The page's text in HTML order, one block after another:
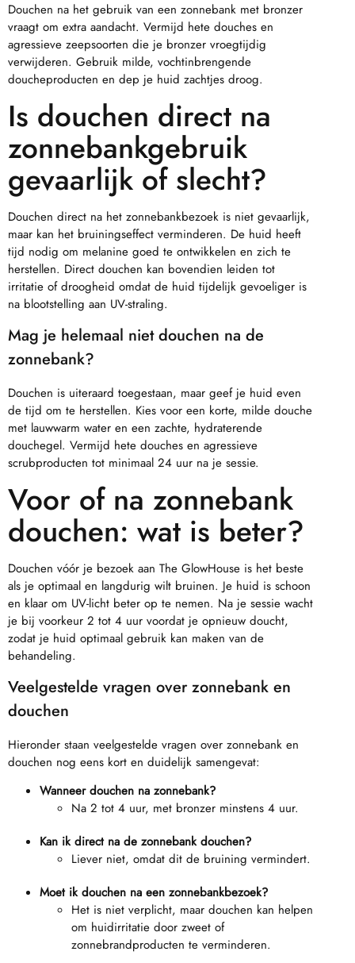
Douchen na het gebruik van een zonnebank met bronzer
vraagt om extra aandacht. Vermijd hete douches en
agressieve zeepsoorten die je bronzer vroegtijdig
verwijderen. Gebruik milde, vochtinbrengende
doucheproducten en dep je huid zachtjes droog.
Is douchen direct na
zonnebankgebruik
gevaarlijk of slecht?
Douchen direct na het zonnebankbezoek is niet gevaarlijk,
maar kan het bruiningseffect verminderen. De huid heeft
tijd nodig om melanine goed te ontwikkelen en zich te
herstellen. Direct douchen kan bovendien leiden tot
irritatie of droogheid omdat de huid tijdelijk gevoeliger is
na blootstelling aan UV-straling.
Mag je helemaal niet douchen na de
zonnebank?
Douchen is uiteraard toegestaan, maar geef je huid even
de tijd om te herstellen. Kies voor een korte, milde douche
met lauwwarm water en een zachte, hydraterende
douchegel. Vermijd hete douches en agressieve
scrubproducten tot minimaal 24 uur na je sessie.
Voor of na zonnebank
douchen: wat is beter?
Douchen vóór je bezoek aan The GlowHouse is het beste
als je optimaal en langdurig wilt bruinen. Je huid is schoon
en klaar om UV-licht beter op te nemen. Na je sessie wacht
je bij voorkeur 2 tot 4 uur voordat je opnieuw doucht,
zodat je huid optimaal gebruik kan maken van de
behandeling.
Veelgestelde vragen over zonnebank en
douchen
Hieronder staan veelgestelde vragen over zonnebank en
douchen nog eens kort en duidelijk samengevat:
Wanneer douchen na zonnebank?
Na 2 tot 4 uur, met bronzer minstens 4 uur.
Kan ik direct na de zonnebank douchen?
Liever niet, omdat dit de bruining vermindert.
Moet ik douchen na een zonnebankbezoek?
Het is niet verplicht, maar douchen kan helpen
om huidirritatie door zweet of
zonnebrandproducten te verminderen.